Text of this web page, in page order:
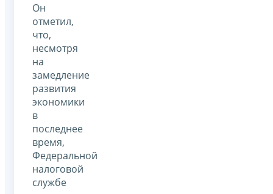
Он
отметил,
что,
несмотря
на
замедление
развития
экономики
в
последнее
время,
Федеральной
налоговой
службе